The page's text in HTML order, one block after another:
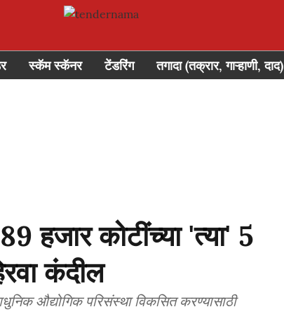
स्कॅम स्कॅनर टेंडरिंग तगादा (तक्रार, गाऱ्हाणी, दाद)
कोटींच्या 'त्या' 5
कंदील
औद्योगिक परिसंस्था विकसित करण्यासाठी